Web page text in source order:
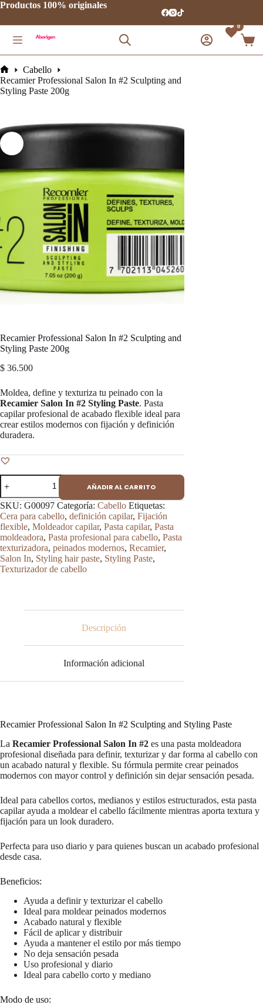
Saltar
contenido
Productos 100% originales
0
Carro
de
Inicio
Cabello
Recamier Professional Salon In #2 Sculpting and
Styling Paste 200g
Recamier Professional Salon In #2 Sculpting and
Styling Paste 200g
$ 36.500
Moldea, define y texturiza tu peinado con la
Recamier Salon In #2 Styling Paste. Pasta
capilar profesional de acabado flexible ideal para
crear estilos modernos con fijación y definición
duradera.
Recamier
Professional
Salon
In
#2
Sculpting
and
Styling
Paste
200g
AÑADIR AL CARRITO
SKU: G00097 Categoría: Cabello Etiquetas:
Cera para cabello, definición capilar, Fijación
flexible, Moldeador capilar, Pasta capilar, Pasta
moldeadora, Pasta profesional para cabello, Pasta
texturizadora, peinados modernos, Recamier,
Salon In, Styling hair paste, Styling Paste,
Texturizador de cabello
Descripción
Información adicional
Recamier Professional Salon In #2 Sculpting and Styling Paste
La Recamier Professional Salon In #2 es una pasta moldeadora
profesional diseñada para definir, texturizar y dar forma al cabello con
un acabado natural y flexible. Su fórmula permite crear peinados
modernos con mayor control y definición sin dejar sensación pesada.
Ideal para cabellos cortos, medianos y estilos estructurados, esta pasta
capilar ayuda a moldear el cabello fácilmente mientras aporta textura y
fijación para un look duradero.
Perfecta para uso diario y para quienes buscan un acabado profesional
desde casa.
Beneficios:
Ayuda a definir y texturizar el cabello
Ideal para moldear peinados modernos
Acabado natural y flexible
Fácil de aplicar y distribuir
Ayuda a mantener el estilo por más tiempo
No deja sensación pesada
Uso profesional y diario
Ideal para cabello corto y mediano
Modo de uso: